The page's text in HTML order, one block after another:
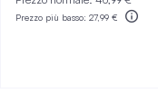
Prezzo più basso: 27,99 €